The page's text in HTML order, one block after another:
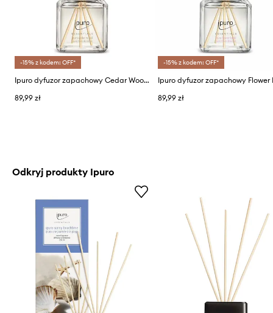
-15% z kodem: OFF*
Ipuro dyfuzor zapachowy Cedar Wood 200 ml
89,99 zł
-15% z kodem: OFF*
89,99 zł
Odkryj produkty Ipuro